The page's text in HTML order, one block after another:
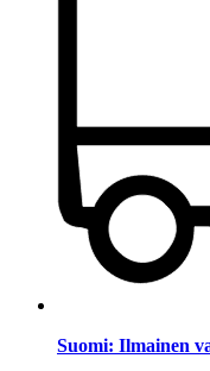
Suomi: Ilmainen